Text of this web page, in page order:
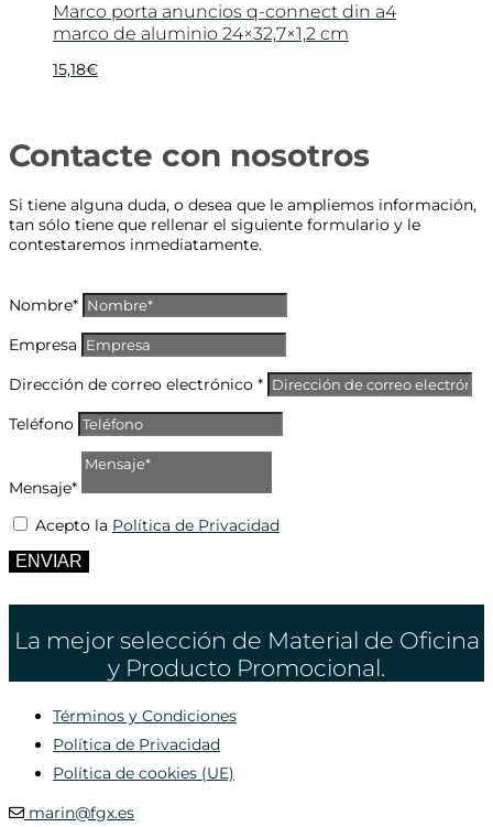
Marco porta anuncios q-connect din a4
marco de aluminio 24×32,7×1,2 cm
15,18€
Contacte con nosotros
Si tiene alguna duda, o desea que le ampliemos información,
tan sólo tiene que rellenar el siguiente formulario y le
contestaremos inmediatamente.
Nombre*
Empresa
Dirección de correo electrónico *
Teléfono
Mensaje*
Acepto la Política de Privacidad
ENVIAR
La mejor selección de Material de Oficina
y Producto Promocional.
Términos y Condiciones
Política de Privacidad
Política de cookies (UE)
marin@fgx.es